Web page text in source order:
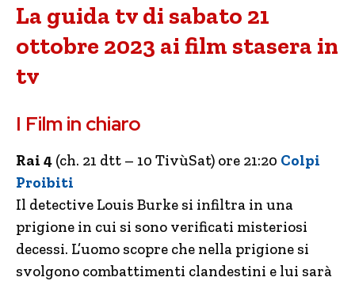
La guida tv di sabato 21
ottobre 2023 ai film stasera in
tv
I Film in chiaro
Rai 4 (ch. 21 dtt – 10 TivùSat) ore 21:20 Colpi
Proibiti
Il detective Louis Burke si infiltra in una
prigione in cui si sono verificati misteriosi
decessi. L’uomo scopre che nella prigione si
svolgono combattimenti clandestini e lui sarà